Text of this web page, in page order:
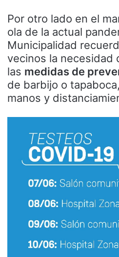
Por otro lado en el
ola de la actual
Municipalidad
vecinos la necesidad
las medidas de
de barbijo o
manos y